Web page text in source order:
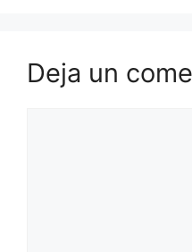
Deja un